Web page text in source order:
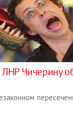
Чичерину